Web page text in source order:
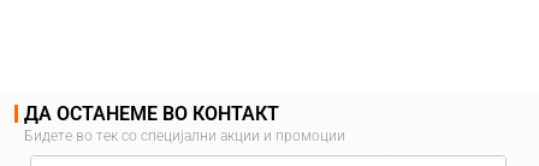
ДА ОСТАНЕМЕ ВО КОНТАКТ
Бидете во тек со специјални акции и промоции